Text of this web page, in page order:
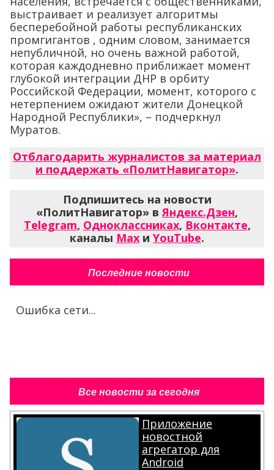
выстраивает и реализует алгоритмы
бесперебойной работы республиканских
промгигантов , одним словом, занимается
непубличной, но очень важной работой,
которая каждодневно приближает момент
глубокой интеграции ДНР в орбиту
Российской Федерации, момент, которого с
нетерпением ожидают жители Донецкой
Народной Республики», – подчеркнул
Муратов.
Отблагодарить журналистов за материал
и поддержать «ПолитНавигатор».
Подпишитесь на новости
«ПолитНавигатор» вЯндекс.Дзен,
Telegram, Одноклассниках, Вконтакте,
каналы Max и YouTube.
Последние новости
Ошибка сети...
Все новости за сегодня
Приложение
новостной
агрегатор для
Android